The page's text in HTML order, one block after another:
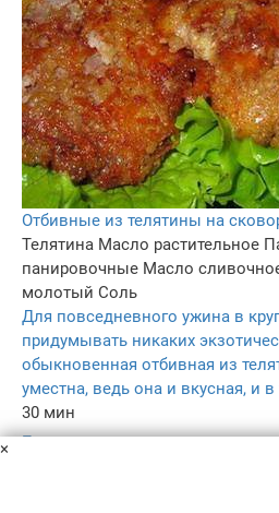
Отбивные из телятины на
Телятина Масло растительное
панировочные Масло
молотый Соль
Для повседневного ужина в
придумывать никаких
обыкновенная отбивная из
уместна, ведь она и вкусная, и
30 мин
–
×